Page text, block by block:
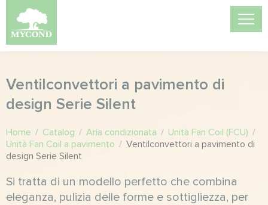
Ventilconvettori a pavimento di
design Serie Silent
Home / Catalog / Aria condizionata / Unità Fan Coil (FCU) /
Unità Fan Coil a pavimento / Ventilconvettori a pavimento di
design Serie Silent
Si tratta di un modello perfetto che combina
eleganza, pulizia delle forme e sottigliezza, per